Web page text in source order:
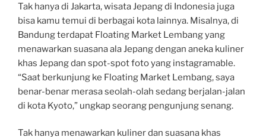
Tak hanya di Jakarta, wisata Jepang di Indonesia juga
bisa kamu temui di berbagai kota lainnya. Misalnya, di
Bandung terdapat Floating Market Lembang yang
menawarkan suasana ala Jepang dengan aneka kuliner
khas Jepang dan spot-spot foto yang instagramable.
“Saat berkunjung ke Floating Market Lembang, saya
benar-benar merasa seolah-olah sedang berjalan-jalan
di kota Kyoto,” ungkap seorang pengunjung senang.
Tak hanya menawarkan kuliner dan suasana khas